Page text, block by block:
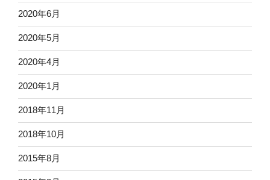
2020年6月
2020年5月
2020年4月
2020年1月
2018年11月
2018年10月
2015年8月